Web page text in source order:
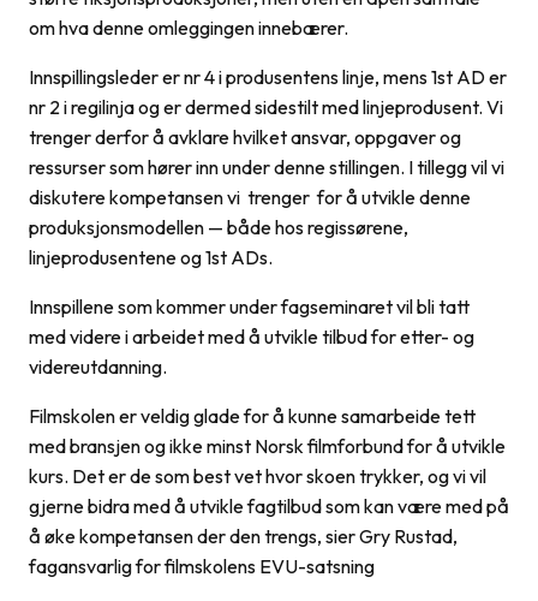
om hva denne omleggingen innebærer.
Innspillingsleder er nr 4 i produsentens linje, mens 1st AD er
nr 2 i regilinja og er dermed sidestilt med linjeprodusent. Vi
trenger derfor å avklare hvilket ansvar, oppgaver og
ressurser som hører inn under denne stillingen. I tillegg vil vi
diskutere kompetansen vi trenger for å utvikle denne
produksjonsmodellen — både hos regissørene,
linjeprodusentene og 1st ADs.
Innspillene som kommer under fagseminaret vil bli tatt
med videre i arbeidet med å utvikle tilbud for etter- og
videreutdanning.
Filmskolen er veldig glade for å kunne samarbeide tett
med bransjen og ikke minst Norsk filmforbund for å utvikle
kurs. Det er de som best vet hvor skoen trykker, og vi vil
gjerne bidra med å utvikle fagtilbud som kan være med på
å øke kompetansen der den trengs, sier Gry Rustad,
fagansvarlig for filmskolens EVU-satsning